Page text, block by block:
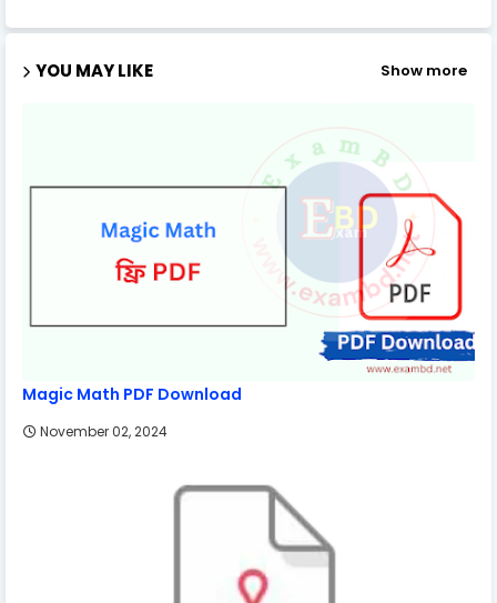
YOU MAY LIKE Show more
Magic Math PDF Download
November 02, 2024